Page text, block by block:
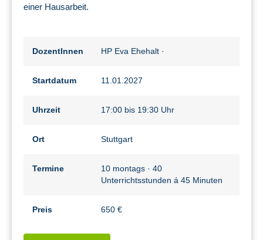
einer Hausarbeit.
DozentInnen HP Eva Ehehalt ·
Startdatum 11.01.2027
Uhrzeit 17:00 bis 19:30 Uhr
Ort Stuttgart
Termine
10 montags · 40
Unterrichtsstunden á 45 Minuten
Preis 650 €